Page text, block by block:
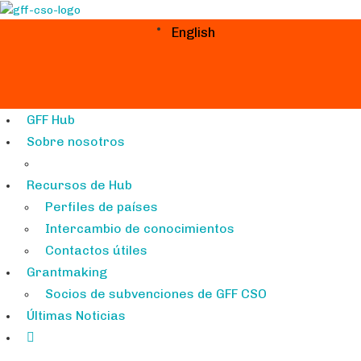
English
GFF Hub
Sobre nosotros
Recursos de Hub
Perfiles de países
Intercambio de conocimientos
Contactos útiles
Grantmaking
Socios de subvenciones de GFF CSO
Últimas Noticias